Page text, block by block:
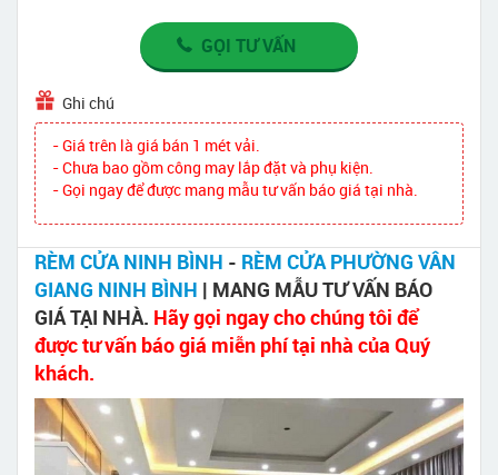
GỌI TƯ VẤN
Ghi chú
- Giá trên là giá bán 1 mét vải.
- Chưa bao gồm công may lắp đặt và phụ kiện.
- Gọi ngay để được mang mẫu tư vấn báo giá tại nhà.
RÈM CỬA NINH BÌNH - RÈM CỬA PHƯỜNG VÂN
GIANG NINH BÌNH | MANG MẪU TƯ VẤN BÁO
GIÁ TẠI NHÀ. Hãy gọi ngay cho chúng tôi để
được tư vấn báo giá miễn phí tại nhà của Quý
khách.